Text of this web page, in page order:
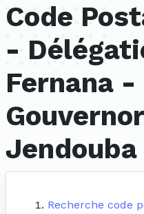
Code
-
Fernana -
Jendouba
Recherche code